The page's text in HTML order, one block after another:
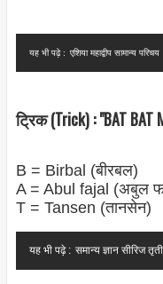
यह भी पढ़े : एशिया महाद्वीप सामान्य परिचय
ट्रिक (Trick) : "BAT BAT
B = Birbal (बीरबल)
A = Abul fajal (अबुल
T = Tansen (तानसेन)
यह भी पढ़े : समान्य ज्ञान सीरिज